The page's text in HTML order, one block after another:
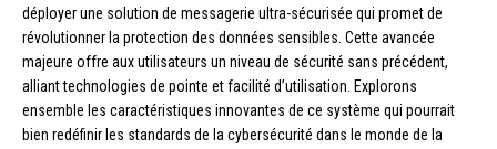
déployer une solution de messagerie ultra-sécurisée qui promet de
révolutionner la protection des données sensibles. Cette avancée
majeure offre aux utilisateurs un niveau de sécurité sans précédent,
alliant technologies de pointe et facilité d’utilisation. Explorons
ensemble les caractéristiques innovantes de ce système qui pourrait
bien redéfinir les standards de la cybersécurité dans le monde de la